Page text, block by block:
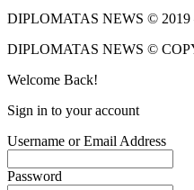
DIPLOMATAS NEWS © 2019
DIPLOMATAS NEWS ©
Welcome Back!
Sign in to your account
Username or Email Address
Password